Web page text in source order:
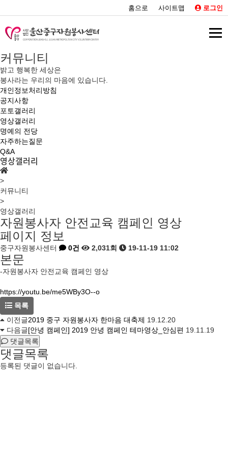
홈으로 사이트맵 로그인
커뮤니티
밝고 행복한 세상은
봉사라는 우리의 마음에 있습니다.
개인정보처리방침
공지사항
포토갤러리
영상갤러리
명예의 전당
자주하는질문
Q&A
영상갤러리
>
커뮤니티
>
영상갤러리
자원봉사자 안전교육 캠페인 영상
페이지 정보
중구자원봉사센터 0건 2,031회 19-11-19 11:02
본문
-자원봉사자 안전교육 캠페인 영상
https://youtu.be/me5WBy3O--o
목록
이전글2019 중구 자원봉사자 한마음 대축제 19.12.20
다음글[안녕 캠페인] 2019 안녕 캠페인 테마영상_안심편 19.11.19
댓글목록
댓글목록
등록된 댓글이 없습니다.